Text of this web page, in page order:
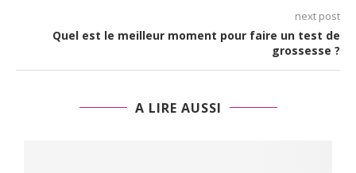
next post
Quel est le meilleur moment pour faire un test de
grossesse ?
A LIRE AUSSI